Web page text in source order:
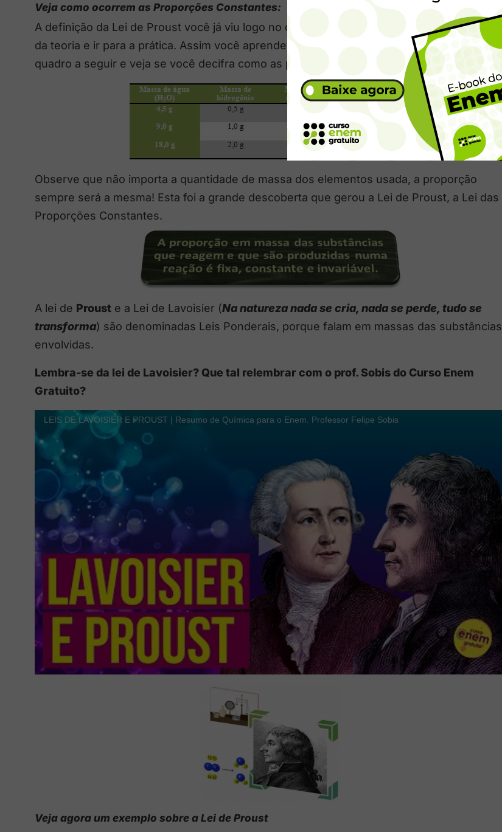
Veja como ocorrem as Proporções Constantes:
A definição da Lei de Proust você já viu logo no começo desta aula. Agora é hora de sair
da teoria e ir para a prática. Assim você aprende melhor e não esquece mais. Confira no
quadro a seguir e veja se você decifra como as proporções se mantêm:
Observe que não importa a quantidade de massa dos elementos usada, a proporção
sempre será a mesma! Esta foi a grande descoberta que gerou a Lei de Proust, a Lei das
Proporções Constantes.
A lei de Proust e a Lei de Lavoisier (Na natureza nada se cria, nada se perde, tudo se
transforma) são denominadas Leis Ponderais, porque falam em massas das substâncias
envolvidas.
Lembra-se da lei de Lavoisier? Que tal relembrar com o prof. Sobis do Curso Enem
Gratuito?
LEIS DE LAVOISIER E PROUST | Resumo de Química para o Enem. Professor Felipe Sobis
Veja agora um exemplo sobre a Lei de Proust